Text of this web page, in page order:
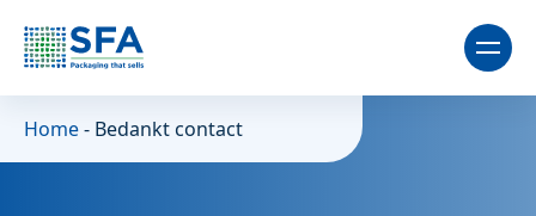
Home- Bedankt contact